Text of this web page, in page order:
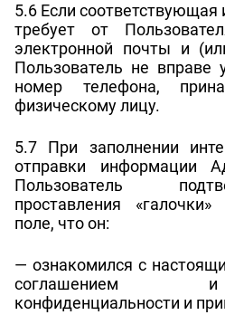
5.6 Если
требует от
электронной почты и
Пользователь не вправе
номер телефона,
физическому лицу.
5.7 При заполнении
отправки информации
Пользователь
проставления
поле, что он:
— ознакомился с
соглашением
конфиденциальности и